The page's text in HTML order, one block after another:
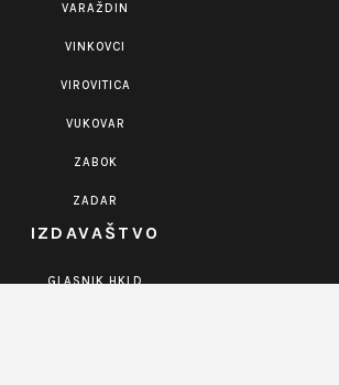
VARAŽDIN
VINKOVCI
VIROVITICA
VUKOVAR
ZABOK
ZADAR
IZDAVAŠTVO
GLASNIK HKLD